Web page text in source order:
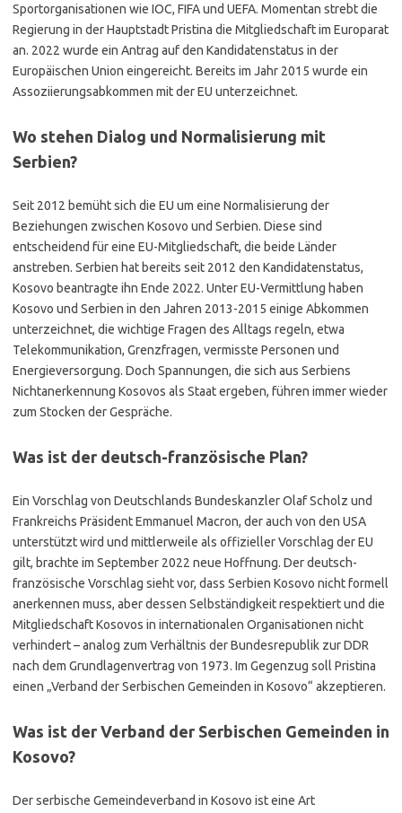
Sportorganisationen wie IOC, FIFA und UEFA. Momentan strebt die
Regierung in der Hauptstadt Pristina die Mitgliedschaft im Europarat
an. 2022 wurde ein Antrag auf den Kandidatenstatus in der
Europäischen Union eingereicht. Bereits im Jahr 2015 wurde ein
Assoziierungsabkommen mit der EU unterzeichnet.
Wo stehen Dialog und Normalisierung mit
Serbien?
Seit 2012 bemüht sich die EU um eine Normalisierung der
Beziehungen zwischen Kosovo und Serbien. Diese sind
entscheidend für eine EU-Mitgliedschaft, die beide Länder
anstreben. Serbien hat bereits seit 2012 den Kandidatenstatus,
Kosovo beantragte ihn Ende 2022. Unter EU-Vermittlung haben
Kosovo und Serbien in den Jahren 2013-2015 einige Abkommen
unterzeichnet, die wichtige Fragen des Alltags regeln, etwa
Telekommunikation, Grenzfragen, vermisste Personen und
Energieversorgung. Doch Spannungen, die sich aus Serbiens
Nichtanerkennung Kosovos als Staat ergeben, führen immer wieder
zum Stocken der Gespräche.
Was ist der deutsch-französische Plan?
Ein Vorschlag von Deutschlands Bundeskanzler Olaf Scholz und
Frankreichs Präsident Emmanuel Macron, der auch von den USA
unterstützt wird und mittlerweile als offizieller Vorschlag der EU
gilt, brachte im September 2022 neue Hoffnung. Der deutsch-
französische Vorschlag sieht vor, dass Serbien Kosovo nicht formell
anerkennen muss, aber dessen Selbständigkeit respektiert und die
Mitgliedschaft Kosovos in internationalen Organisationen nicht
verhindert – analog zum Verhältnis der Bundesrepublik zur DDR
nach dem Grundlagenvertrag von 1973. Im Gegenzug soll Pristina
einen „Verband der Serbischen Gemeinden in Kosovo“ akzeptieren.
Was ist der Verband der Serbischen Gemeinden in
Kosovo?
Der serbische Gemeindeverband in Kosovo ist eine Art